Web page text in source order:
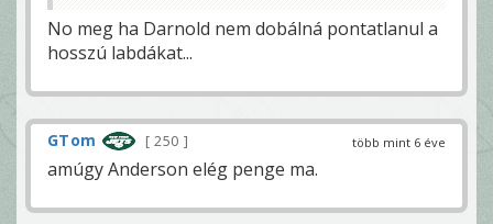
No meg ha Darnold nem dobálná pontatlanul a
hosszú labdákat...
több mint 6 éve
GTom 250
amúgy Anderson elég penge ma.